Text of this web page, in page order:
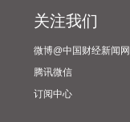
关注我们
微博@中国财经新闻网
腾讯微信
订阅中心